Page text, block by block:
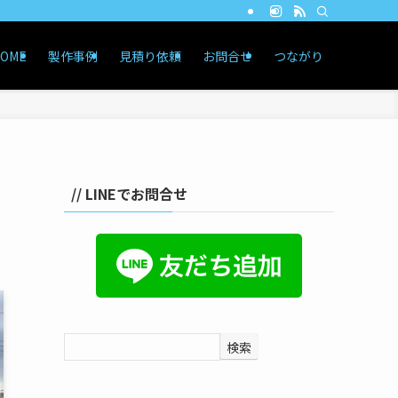
製作事例 見積り依頼 お問合せ つながり
// LINEでお問合せ
検索